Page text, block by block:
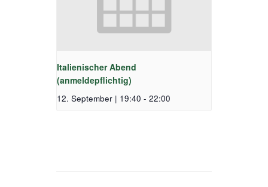
Italienischer Abend
(anmeldepflichtig)
12. September | 19:40 - 22:00